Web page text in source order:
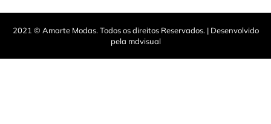
2021 © Amarte Modas. Todos os direitos Reservados. | Desenvolvido
pela mdvisual